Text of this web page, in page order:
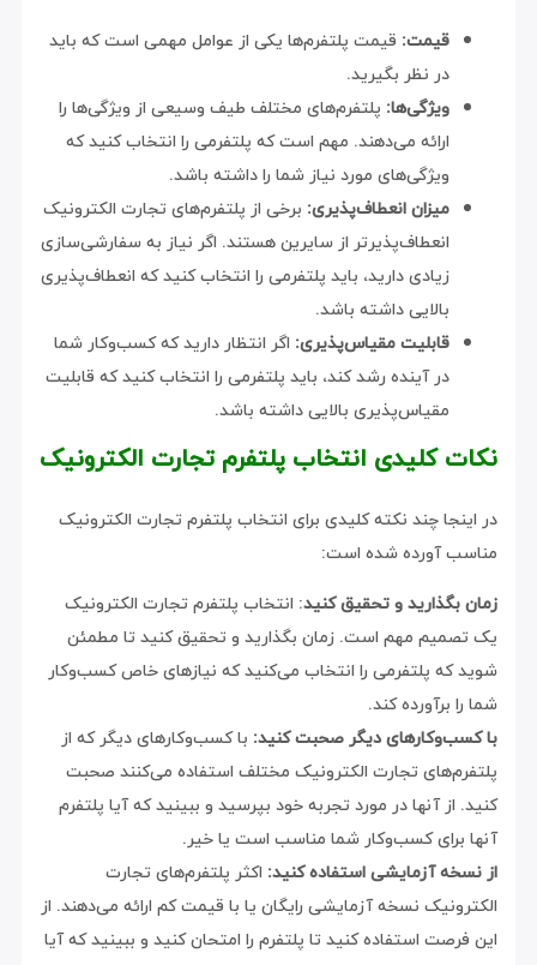
قیمت: قیمت پلتفرم‌ها یکی از عوامل مهمی است که باید
در نظر بگیرید.
ویژگی‌ها: پلتفرم‌های مختلف طیف وسیعی از ویژگی‌ها را
ارائه می‌دهند. مهم است که پلتفرمی را انتخاب کنید که
ویژگی‌های مورد نیاز شما را داشته باشد.
میزان انعطاف‌پذیری: برخی از پلتفرم‌های تجارت الکترونیک
انعطاف‌پذیرتر از سایرین هستند. اگر نیاز به سفارشی‌سازی
زیادی دارید، باید پلتفرمی را انتخاب کنید که انعطاف‌پذیری
بالایی داشته باشد.
قابلیت مقیاس‌پذیری: اگر انتظار دارید که کسب‌وکار شما
در آینده رشد کند، باید پلتفرمی را انتخاب کنید که قابلیت
مقیاس‌پذیری بالایی داشته باشد.
نکات کلیدی انتخاب پلتفرم تجارت الکترونیک
در اینجا چند نکته کلیدی برای انتخاب پلتفرم تجارت الکترونیک
مناسب آورده شده است:
زمان بگذارید و تحقیق کنید: انتخاب پلتفرم تجارت الکترونیک
یک تصمیم مهم است. زمان بگذارید و تحقیق کنید تا مطمئن
شوید که پلتفرمی را انتخاب می‌کنید که نیازهای خاص کسب‌وکار
شما را برآورده کند.
با کسب‌وکارهای دیگر صحبت کنید: با کسب‌وکارهای دیگر که از
پلتفرم‌های تجارت الکترونیک مختلف استفاده می‌کنند صحبت
کنید. از آنها در مورد تجربه خود بپرسید و ببینید که آیا پلتفرم
آنها برای کسب‌وکار شما مناسب است یا خیر.
از نسخه آزمایشی استفاده کنید: اکثر پلتفرم‌های تجارت
الکترونیک نسخه آزمایشی رایگان یا با قیمت کم ارائه می‌دهند. از
این فرصت استفاده کنید تا پلتفرم را امتحان کنید و ببینید که آیا